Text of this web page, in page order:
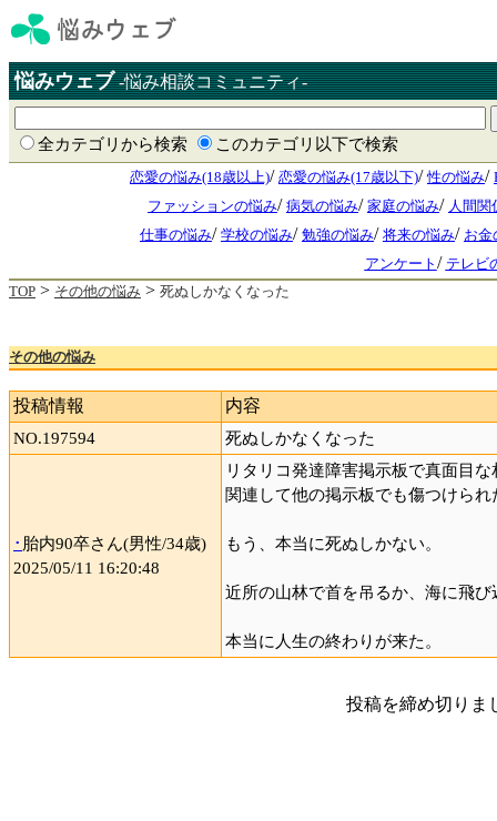
悩みウェブ -悩み相談コミュニティ-
全カテゴリから検索 このカテゴリ以下で検索
恋愛の悩み(18歳以上)/ 恋愛の悩み(17歳以下)/性の悩み/
ファッションの悩み/ 病気の悩み/ 家庭の悩み/ 人間関
仕事の悩み/ 学校の悩み/ 勉強の悩み/ 将来の悩み/ お金
アンケート / テレビ
TOP > その他の悩み > 死ぬしかなくなった
その他の悩み
投稿情報 内容
NO.197594 死ぬしかなくなった
･ 胎内90卒さん(男性/34歳)
2025/05/11 16:20:48
リタリコ発達障害掲示板で真面目
関連して他の掲示板でも傷つけられ
もう、本当に死ぬしかない。
近所の山林で首を吊るか、海に飛び
本当に人生の終わりが来た。
投稿を締め切りま